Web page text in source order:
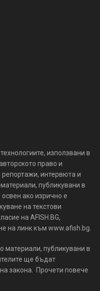
използвани в
право и
репортажи, интервюта и
публикувани в
освен ако изрично е
на текстови
на AFISH.BG,
на линк към www.afish.bg.
материали, публикувани в
ще бъдат
закона. Прочети повече